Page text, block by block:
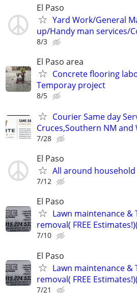
El Paso
Yard Work/General
up/Handy man services/
8/3
El Paso area
Concrete flooring
Temporay project
8/5
Courier Same day
Cruces,Southern NM and
7/28
El Paso
All around
7/12
El Paso
Lawn maintenance
removal( FREE
7/10
El Paso
Lawn maintenance
removal( FREE
7/21